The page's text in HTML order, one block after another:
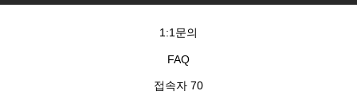
1:1문의
FAQ
접속자 70